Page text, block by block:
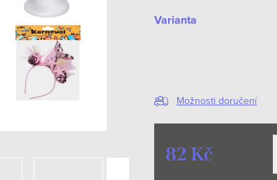
Varianta
Možnosti doručení
82 Kč